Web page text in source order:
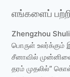
எங்களைப்
Zhengzhou
பொருள் உலர்க்கும்
சீனாவில் முன்னிலை
தரம் முதலில்”